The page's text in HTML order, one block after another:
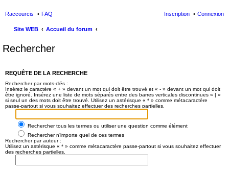
Raccourcis FAQ Connexion
Inscription
Site WEB Accueil du forum
Rechercher
REQUÊTE DE LA RECHERCHE
Rechercher par mots-clés :
Insérez le caractère « + » devant un mot qui doit être trouvé et « - » devant un mot qui doit
être ignoré. Insérez une liste de mots séparés entre des barres verticales discontinues « | »
si seul un des mots doit être trouvé. Utilisez un astérisque « * » comme métacaractère
passe-partout si vous souhaitez effectuer des recherches partielles.
Rechercher tous les termes ou utiliser une question comme élément
Rechercher n’importe quel de ces termes
Rechercher par auteur :
Utilisez un astérisque « * » comme métacaractère passe-partout si vous souhaitez effectuer
des recherches partielles.